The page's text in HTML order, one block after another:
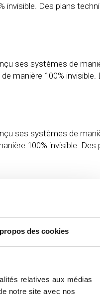
des cookies
relatives aux médias
notre site avec nos
invisible. Des plans
ses systèmes de
manière 100% invisible.
ses systèmes de
100% invisible. Des
terrasses à fixations
de mise en œuvre pour
terrasse ?
et/ou vers la lumière si